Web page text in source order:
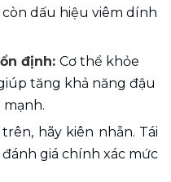
dấu hiệu viêm dính
định: Cơ thể khỏe
tăng khả năng đậu
hãy kiên nhẫn. Tái
giá chính xác mức